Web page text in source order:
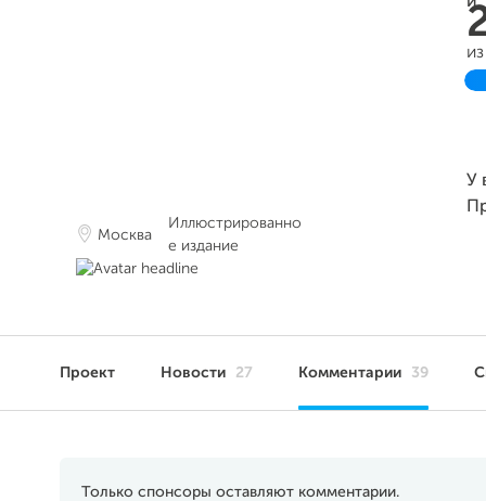
Москва
Иллюстрированно
е издание
У
Проект Новости 27 Комментарии 39
Только спонсоры оставляют комментарии.